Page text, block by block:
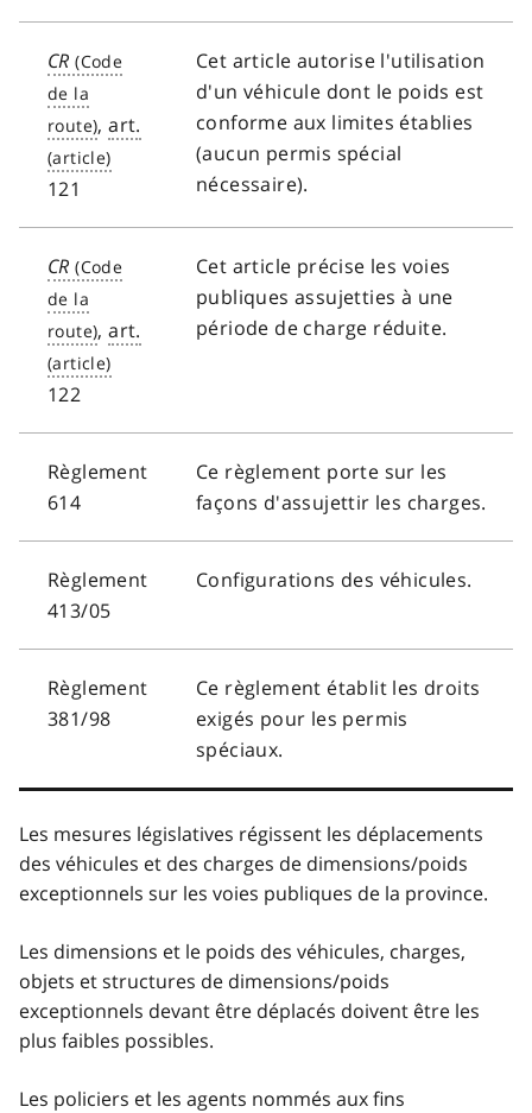
CR
,art.
121
Cet article autorise l'utilisation
d'un véhicule dont le poids est
conforme aux limites établies
(aucun permis spécial
nécessaire).
CR
,art.
122
Cet article précise les voies
publiques assujetties à une
période de charge réduite.
Règlement
614
Ce règlement porte sur les
façons d'assujettir les charges.
Règlement
413/05
Configurations des véhicules.
Règlement
381/98
Ce règlement établit les droits
exigés pour les permis
spéciaux.
Les mesures législatives régissent les déplacements
des véhicules et des charges de dimensions/poids
exceptionnels sur les voies publiques de la province.
Les dimensions et le poids des véhicules, charges,
objets et structures de dimensions/poids
exceptionnels devant être déplacés doivent être les
plus faibles possibles.
Les policiers et les agents nommés aux fins